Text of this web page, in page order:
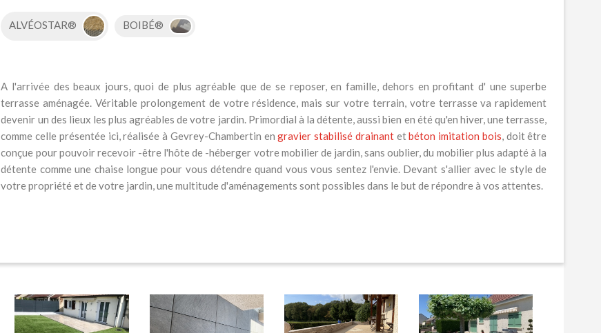
ALVÉOSTAR® BOIBÉ®
A l'arrivée des beaux jours, quoi de plus agréable que de se reposer, en famille, dehors en profitant d' une superbe
terrasse aménagée. Véritable prolongement de votre résidence, mais sur votre terrain, votre terrasse va rapidement
devenir un des lieux les plus agréables de votre jardin. Primordial à la détente, aussi bien en été qu'en hiver, une terrasse,
comme celle présentée ici, réalisée à Gevrey-Chambertin engravier stabilisé drainantetbéton imitation bois, doit être
conçue pour pouvoir recevoir -être l'hôte de -héberger votre mobilier de jardin, sans oublier, du mobilier plus adapté à la
détente comme une chaise longue pour vous détendre quand vous vous sentez l'envie. Devant s'allier avec le style de
votre propriété et de votre jardin, une multitude d'aménagements sont possibles dans le but de répondre à vos attentes.